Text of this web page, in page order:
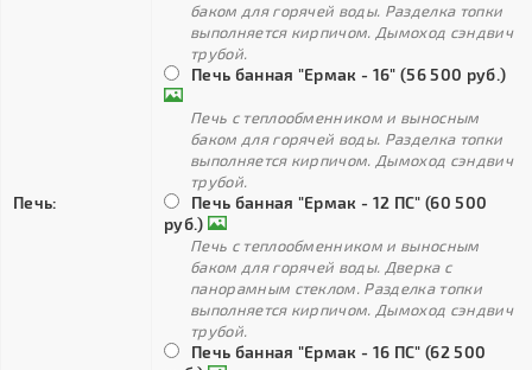
Печь:
баком для горячей воды. Разделка топки
выполняется кирпичом. Дымоход сэндвич
трубой.
Печь банная "Ермак - 16" (56 500 руб.)
Печь с теплообменником и выносным
баком для горячей воды. Разделка топки
выполняется кирпичом. Дымоход сэндвич
трубой.
Печь банная "Ермак - 12 ПС" (60 500
руб.)
Печь с теплообменником и выносным
баком для горячей воды. Дверка с
панорамным стеклом. Разделка топки
выполняется кирпичом. Дымоход сэндвич
трубой.
Печь банная "Ермак - 16 ПС" (62 500